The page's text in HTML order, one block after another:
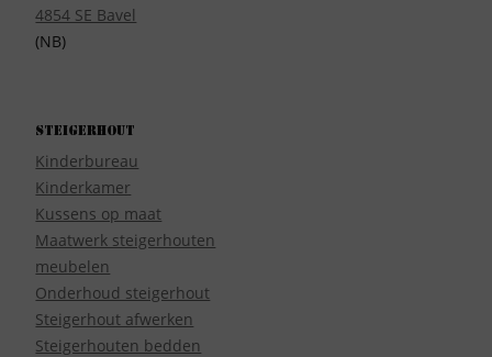
4854 SE Bavel
(NB)
Steigerhout
Kinderbureau
Kinderkamer
Kussens op maat
Maatwerk steigerhouten
meubelen
Onderhoud steigerhout
Steigerhout afwerken
Steigerhouten bedden